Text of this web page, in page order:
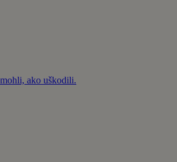
ako uškodili.